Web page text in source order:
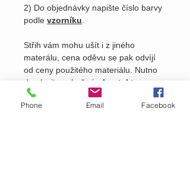
2) Do objednávky napište číslo barvy
podle vzorníku.
Střih vám mohu ušít i z jiného
materálu, cena oděvu se pak odvíjí
od ceny použitého materiálu. Nutno
domluvit osobně viz. kontakty
našem webu.
Phone Email Facebook